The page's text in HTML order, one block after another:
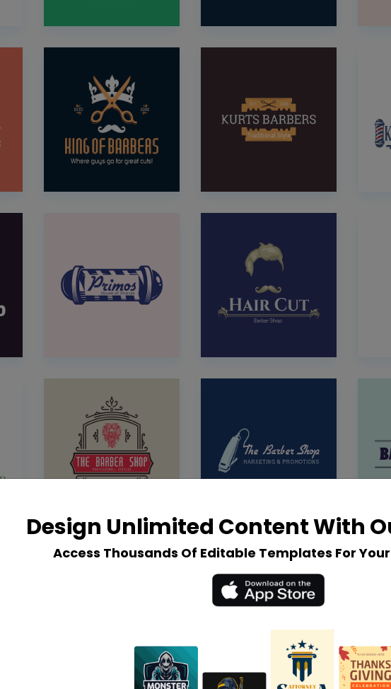
Design Unlimited Content With
Access Thousands Of Editable Templates For